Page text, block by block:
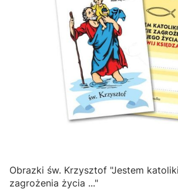
Obrazki św. Krzysztof "Jestem
zagrożenia życia ..."